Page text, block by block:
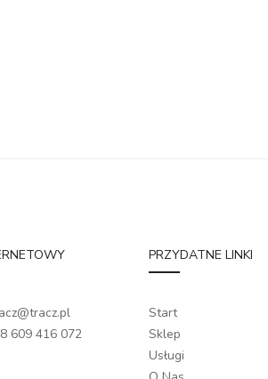
609 416 072
PRZYDATNE LINKI
Start
Sklep
Usługi